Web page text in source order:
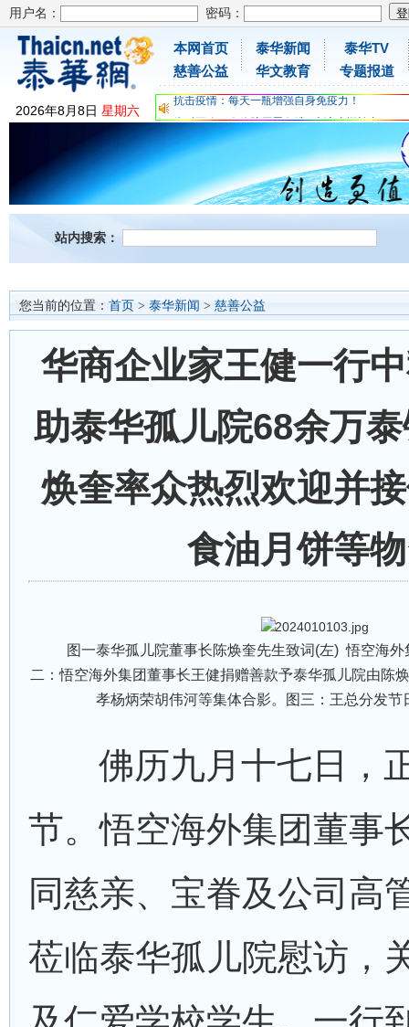
用户名： 密码：
2026年8月8日 星期六
本网首页
慈善公益
泰华新闻
华文教育
泰华TV
专题报道
为时不晚，人体胶原蛋白维C应该这样补充
关爱儿童健康，免费领取日本原装尤妮佳超立体
抗击疫情：每天一瓶增强自身免疫力！
为时不晚，人体胶原蛋白维C应该这样补充
关爱儿童健康，免费领取日本原装尤妮佳超立体
抗击疫情：每天一瓶增强自身免疫力！
站内搜索：
您当前的位置： 首页 > 泰华新闻 > 慈善公益
华商企业家王健一行
助泰华孤儿院68余万
焕奎率众热烈欢迎并
食油月饼等
图一泰华孤儿院董事长陈焕奎先生致词(左) 悟空海外
二：悟空海外集团董事长王健捐赠善款予泰华孤儿院由陈
孝杨炳荣胡伟河等集体合影。图三：王总分发节
佛历九月十七日，
节。悟空海外集团董事
同慈亲、宝眷及公司高
莅临泰华孤儿院慰访，